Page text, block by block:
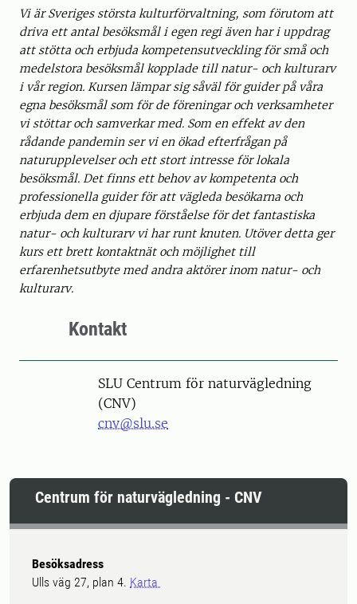
Vi är Sveriges största kulturförvaltning, som förutom att
driva ett antal besöksmål i egen regi även har i uppdrag
att stötta och erbjuda kompetensutveckling för små och
medelstora besöksmål kopplade till natur- och kulturarv
i vår region. Kursen lämpar sig såväl för guider på våra
egna besöksmål som för de föreningar och verksamheter
vi stöttar och samverkar med. Som en effekt av den
rådande pandemin ser vi en ökad efterfrågan på
naturupplevelser och ett stort intresse för lokala
besöksmål. Det finns ett behov av kompetenta och
professionella guider för att vägleda besökarna och
erbjuda dem en djupare förståelse för det fantastiska
natur- och kulturarv vi har runt knuten. Utöver detta ger
kurs ett brett kontaktnät och möjlighet till
erfarenhetsutbyte med andra aktörer inom natur- och
kulturarv.
Kontakt
SLU Centrum för naturvägledning
(CNV)
cnv@slu.se
Centrum för naturvägledning - CNV
Besöksadress
Ulls väg 27, plan 4. Karta